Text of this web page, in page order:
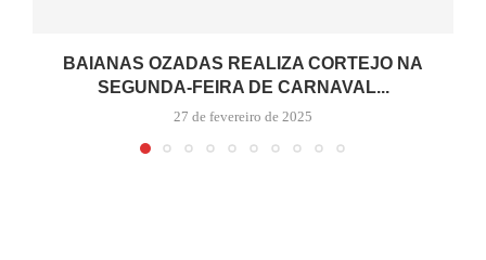
BAIANAS OZADAS REALIZA CORTEJO NA
SEGUNDA-FEIRA DE CARNAVAL...
27 de fevereiro de 2025